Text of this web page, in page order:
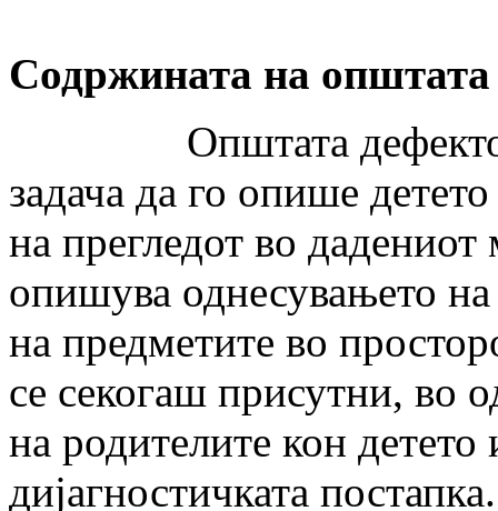
Содржината на општата
Општата
задача да го опише
на прегледот во
опишува однесувањето
на предметите во
се секогаш присутни, во
на родителите кон
дијагностичката постапка.